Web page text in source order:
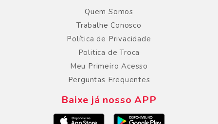
Quem Somos
Trabalhe Conosco
Política de Privacidade
Politica de Troca
Meu Primeiro Acesso
Perguntas Frequentes
Baixe já nosso APP